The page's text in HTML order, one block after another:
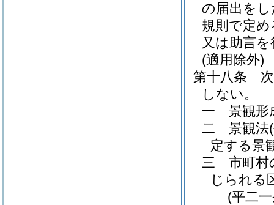
の届出を
規則で定
又は助言
(適用除外)
第十八条
しない。
一
景観形
二
景観法
定する景
三
市町村
じられる
(平二